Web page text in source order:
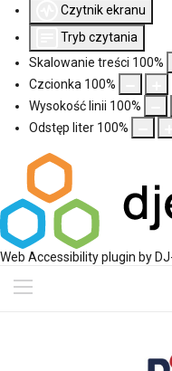
Czytnik ekranu
Tryb czytania
Skalowanie treści 100%
Czcionka 100%
Wysokość linii 100%
Odstęp liter 100%
Web Accessibility plugin by